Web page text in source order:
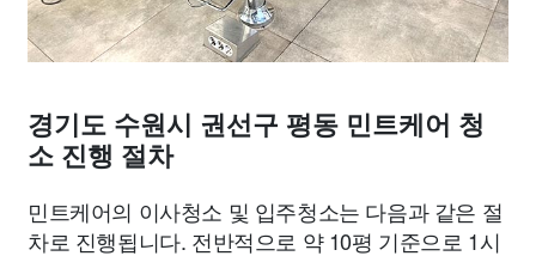
경기도 수원시 권선구 평동 민트케어 청
소 진행 절차
민트케어의 이사청소 및 입주청소는 다음과 같은 절
차로 진행됩니다. 전반적으로 약 10평 기준으로 1시